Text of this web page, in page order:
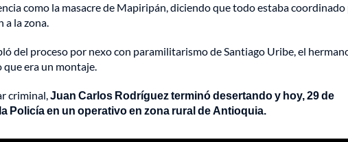
como la masacre de Mapiripán, diciendo que todo estaba coordinado
a la zona.
del proceso por nexo con paramilitarismo de Santiago Uribe, el
era un montaje.
criminal,Juan Carlos Rodríguez terminó desertando y hoy, 29 de
Policía en un operativo en zona rural de Antioquia.